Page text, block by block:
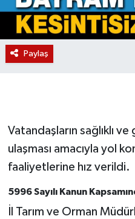
Paylaş
Vatandaşların sağlıklı
ulaşması amacıyla yol
faaliyetlerine hız verildi.
5996 Sayılı Kanun
İl Tarım ve Orman